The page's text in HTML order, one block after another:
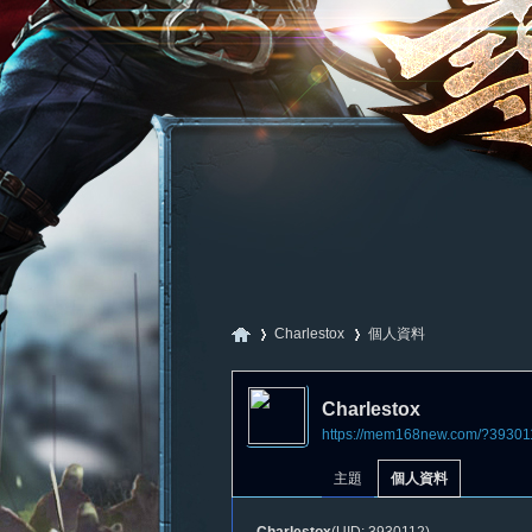
Charlestox
›
個人資料
Charlestox
https://mem168new.com/
主題 個人資料